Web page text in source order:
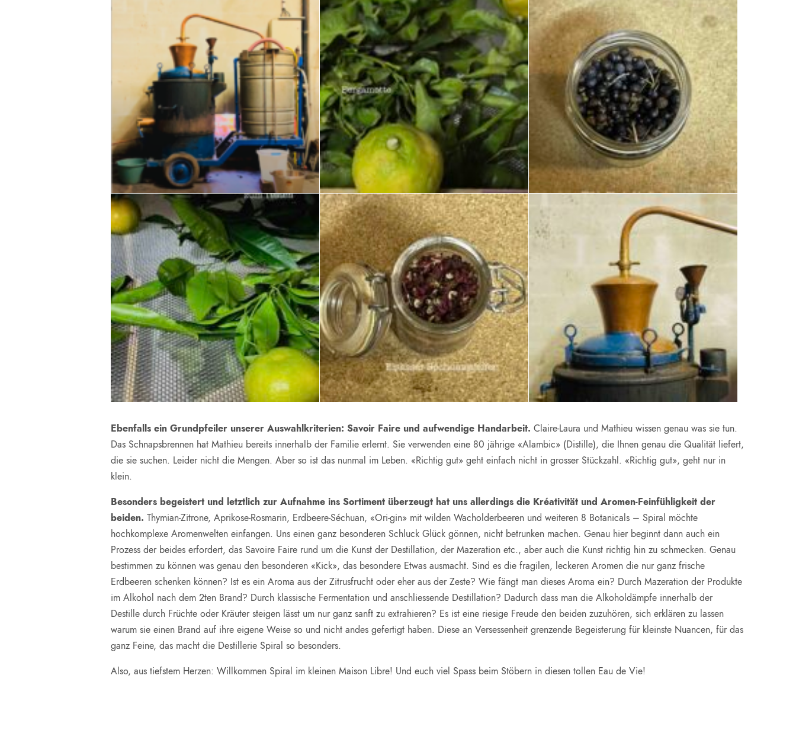
Ebenfalls ein Grundpfeiler unserer Auswahlkriterien: Savoir Faire und aufwendige Handarbeit. Claire-Laura und Mathieu wissen genau was sie tun.
Das Schnapsbrennen hat Mathieu bereits innerhalb der Familie erlernt. Sie verwenden eine 80 jährige «Alambic» (Distille), die Ihnen genau die Qualität liefert,
die sie suchen. Leider nicht die Mengen. Aber so ist das nunmal im Leben. «Richtig gut» geht einfach nicht in grosser Stückzahl. «Richtig gut», geht nur in
klein.
Besonders begeistert und letztlich zur Aufnahme ins Sortiment überzeugt hat uns allerdings die Kréativität und Aromen-Feinfühligkeit der
beiden.Thymian-Zitrone, Aprikose-Rosmarin, Erdbeere-Séchuan, «Ori-gin» mit wilden Wacholderbeeren und weiteren 8 Botanicals – Spiral möchte
hochkomplexe Aromenwelten einfangen. Uns einen ganz besonderen Schluck Glück gönnen, nicht betrunken machen. Genau hier beginnt dann auch ein
Prozess der beides erfordert, das Savoire Faire rund um die Kunst der Destillation, der Mazeration etc., aber auch die Kunst richtig hin zu schmecken. Genau
bestimmen zu können was genau den besonderen «Kick», das besondere Etwas ausmacht. Sind es die fragilen, leckeren Aromen die nur ganz frische
Erdbeeren schenken können? Ist es ein Aroma aus der Zitrusfrucht oder eher aus der Zeste? Wie fängt man dieses Aroma ein? Durch Mazeration der Produkte
im Alkohol nach dem 2ten Brand? Durch klassische Fermentation und anschliessende Destillation? Dadurch dass man die Alkoholdämpfe innerhalb der
Destille durch Früchte oder Kräuter steigen lässt um nur ganz sanft zu extrahieren? Es ist eine riesige Freude den beiden zuzuhören, sich erklären zu lassen
warum sie einen Brand auf ihre eigene Weise so und nicht andes gefertigt haben. Diese an Versessenheit grenzende Begeisterung für kleinste Nuancen, für das
ganz Feine, das macht die Destillerie Spiral so besonders.
Also, aus tiefstem Herzen: Willkommen Spiral im kleinen Maison Libre! Und euch viel Spass beim Stöbern in diesen tollen Eau de Vie!